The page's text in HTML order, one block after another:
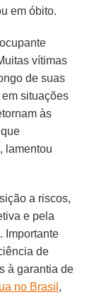
em óbito.
vítimas
de suas
situações
às
lamentou
a riscos,
e pela
Importante
de
à garantia de
no Brasil ,